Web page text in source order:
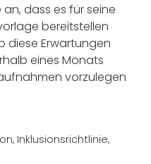
dass es für seine
bereitstellen
diese Erwartungen
eines Monats
vorzulegen
, Inklusionsrichtlinie,